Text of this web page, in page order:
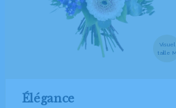
Visuel
taille M
Élégance